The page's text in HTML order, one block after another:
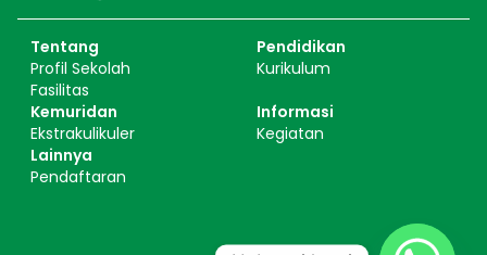
Tentang
Profil Sekolah
Fasilitas
Pendidikan
Kurikulum
Kemuridan
Ekstrakulikuler
Informasi
Kegiatan
Lainnya
Pendaftaran